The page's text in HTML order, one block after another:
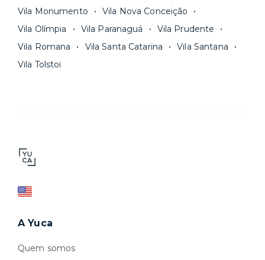
Vila Monumento
Vila Nova Conceição
Vila Olímpia
Vila Paranaguá
Vila Prudente
Vila Romana
Vila Santa Catarina
Vila Santana
Vila Tolstoi
A Yuca
Quem somos